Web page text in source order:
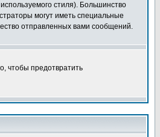
стиля). Большинство
могут иметь специальные
отправленных вами сообщений.
чтобы предотвратить